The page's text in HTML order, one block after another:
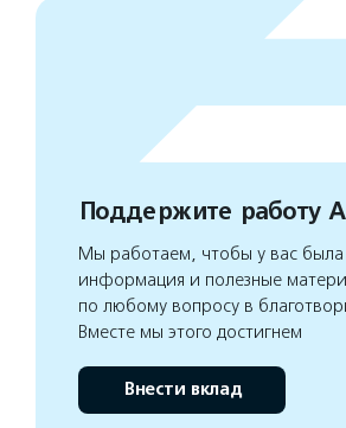
Поддержите работу
Мы работаем, чтобы у вас была
информация и полезные
по любому вопросу в
Вместе мы этого достигнем
Внести вклад